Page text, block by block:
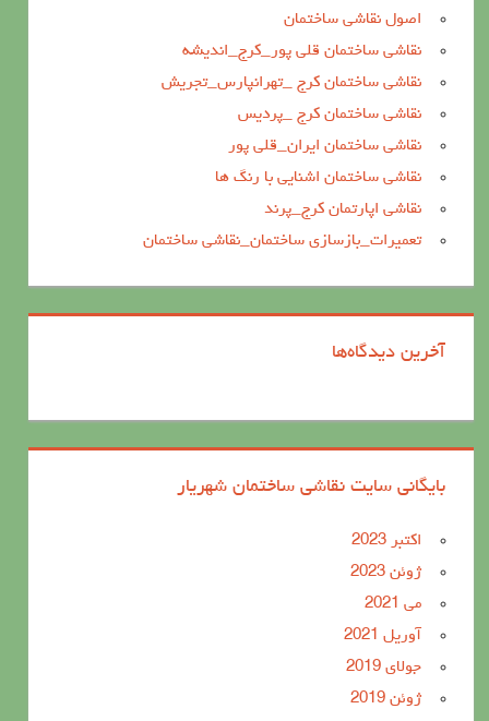
اصول نقاشی ساختمان
نقاشی ساختمان قلی پور_کرج_اندیشه
نقاشی ساختمان کرج _تهرانپارس_تجریش
نقاشی ساختمان کرج _پردیس
نقاشی ساختمان ایران_قلی پور
نقاشی ساختمان اشنایی با رنگ ها
نقاشی اپارتمان کرج_پرند
تعمیرات_بازسازی ساختمان_نقاشی ساختمان
آخرین دیدگاه‌ها
بایگانی سایت نقاشی ساختمان شهریار
اکتبر 2023
ژوئن 2023
می 2021
آوریل 2021
جولای 2019
ژوئن 2019